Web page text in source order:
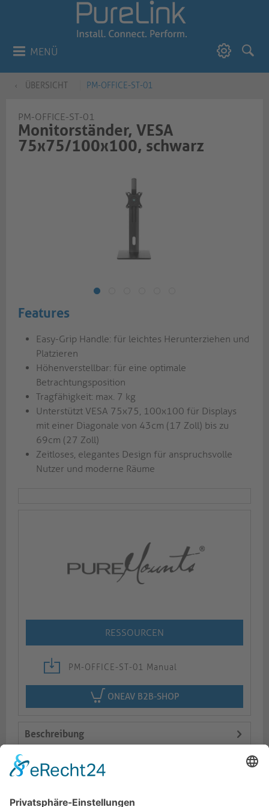
MENÜ
ÜBERSICHT PM-OFFICE-ST-01
PM-OFFICE-ST-01
Monitorständer, VESA
75x75/100x100, schwarz
Features
Easy-Grip Handle: für leichtes Herunterziehen und
Platzieren
Höhenverstellbar: für eine optimale
Betrachtungsposition
Tragfähigkeit: max. 7 kg
Unterstützt VESA 75x75, 100x100 für Displays
mit einer Diagonale von 43cm (17 Zoll) bis zu
69cm (27 Zoll)
Zeitloses, elegantes Design für anspruchsvolle
Nutzer und moderne Räume
RESSOURCEN
PM-OFFICE-ST-01 Manual
ONEAV B2B-SHOP
Beschreibung
Logistik